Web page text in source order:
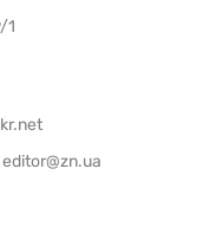
1
editor@zn.ua